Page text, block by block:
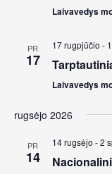
Laivavedys
PR
17
17 rugpjūčio -
Laivavedys
rugsėjo 2026
PR
14
14 rugsėjo -2